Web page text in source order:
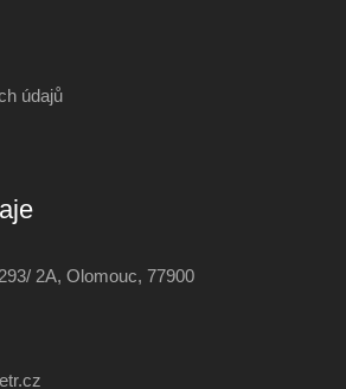
údajů
2A, Olomouc, 77900